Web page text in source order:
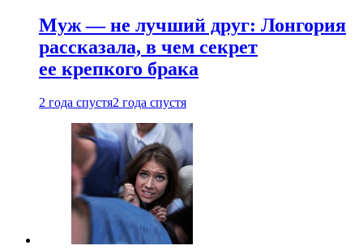
Муж — не лучший друг: Лонгория
рассказала, в чем секрет
ее крепкого брака
2 года спустя2 года спустя